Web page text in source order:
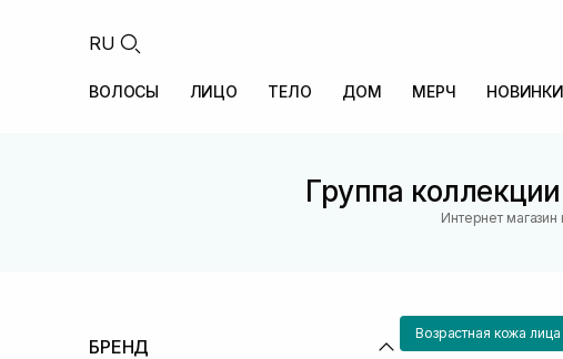
RU
ВОЛОСЫ ЛИЦО ТЕЛО ДОМ МЕРЧ НОВИНКИ
Группа
Интернет магазин
БРЕНД
Возрастная кожа лица